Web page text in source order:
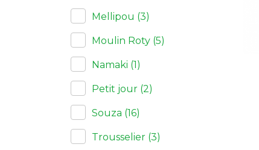
Mellipou (3)
Moulin Roty (5)
Namaki (1)
Petit jour (2)
Souza (16)
Trousselier (3)